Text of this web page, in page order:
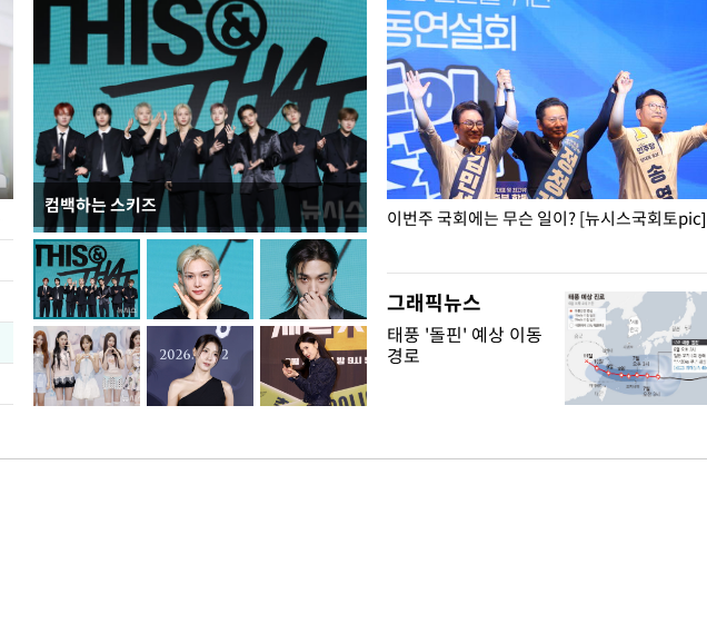
컴백하는 스키즈
이 대통령, 국가폭력 피해자에 위로·사과…"국가
가 책임지고 치유"
이번주 국회에는 무슨 일이? [뉴시스국회토pic]
그래픽뉴스
태풍 '돌핀' 예상 이동
경로